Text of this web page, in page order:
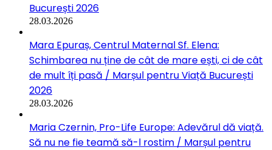
București 2026
28.03.2026
Mara Epuraș, Centrul Maternal Sf. Elena:
Schimbarea nu ține de cât de mare ești, ci de cât
de mult îți pasă / Marșul pentru Viață București
2026
28.03.2026
Maria Czernin, Pro-Life Europe: Adevărul dă viață.
Să nu ne fie teamă să-l rostim / Marșul pentru